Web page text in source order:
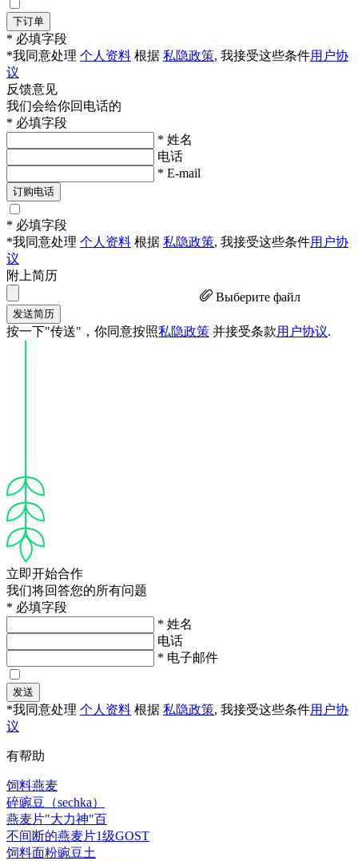
下订单
* 必填字段
*我同意处理 个人资料 根据 私隐政策, 我接受这些条件用户协
议
反馈意见
我们会给你回电话的
* 必填字段
* 姓名
电话
* E-mail
订购电话
* 必填字段
*我同意处理 个人资料 根据 私隐政策, 我接受这些条件用户协
议
附上简历
Выберите файл
发送简历
按一下"传送"，你同意按照私隐政策 并接受条款用户协议.
立即开始合作
我们将回答您的所有问题
* 必填字段
* 姓名
电话
* 电子邮件
发送
*我同意处理 个人资料 根据 私隐政策, 我接受这些条件用户协
议
有帮助
饲料燕麦
碎豌豆（sechka）
燕麦片"大力神"百
不间断的燕麦片1级GOST
饲料面粉豌豆土